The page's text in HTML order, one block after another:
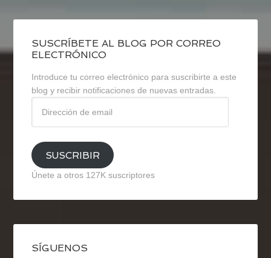
SUSCRÍBETE AL BLOG POR CORREO
ELECTRÓNICO
Introduce tu correo electrónico para suscribirte a este
blog y recibir notificaciones de nuevas entradas.
email
SUSCRIBIR
Únete a otros 127K suscriptores
SÍGUENOS